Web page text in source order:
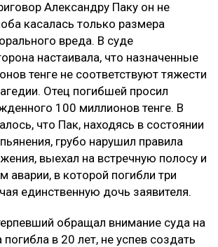
Александру Паку он не
касалась только размера
вреда. В суде
настаивала, что назначенные
тенге не соответствуют тяжести
Отец погибшей просил
100 миллионов тенге. В
что Пак, находясь в состоянии
грубо нарушил правила
выехал на встречную полосу и
аварии, в которой погибли три
единственную дочь заявителя.
обращал внимание суда на
в 20 лет, не успев создать